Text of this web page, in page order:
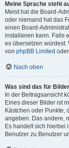
Meine Sprache steht
Meist hat die Board-
oder niemand hat das
einen Board-
installieren kann. Falls
es übersetzen würdest.
von phpBB Limited
Nach oben
Was sind das für
In der Beitragsansicht
Eines dieser Bilder ist
Kästchen oder Punkte,
angeben. Das andere,
Es handelt sich hierbei
Benutzer zu Benutzer